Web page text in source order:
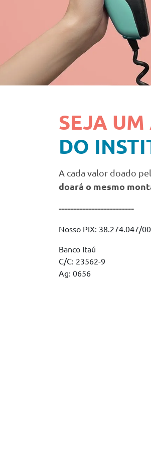
SEJA
DO
A cada valor doado
doará o mesmo
-------------------------
Nosso PIX: 38.274.047/
Banco Itaú
C/C: 23562-9
Ag: 0656